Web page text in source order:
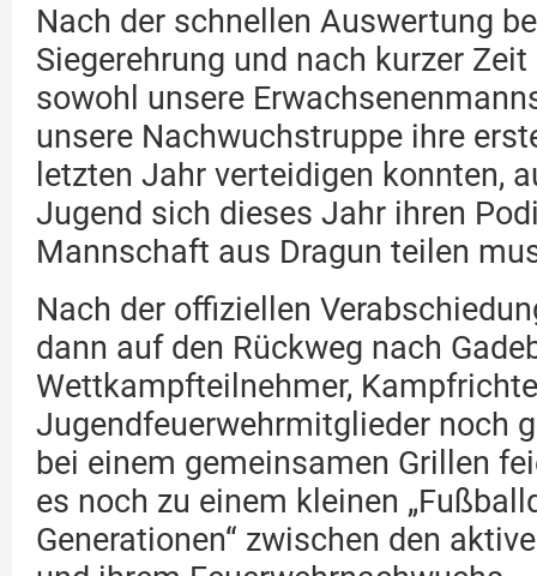
Nach der schnellen Auswertung
Siegerehrung und nach kurzer
sowohl unsere
unsere Nachwuchstruppe ihre
letzten Jahr verteidigen konnten,
Jugend sich dieses Jahr ihren
Mannschaft aus Dragun teilen
Nach der offiziellen
dann auf den Rückweg nach
Wettkampfteilnehmer,
Jugendfeuerwehrmitglieder noch
bei einem gemeinsamen Grillen
es noch zu einem kleinen
Generationen“ zwischen den